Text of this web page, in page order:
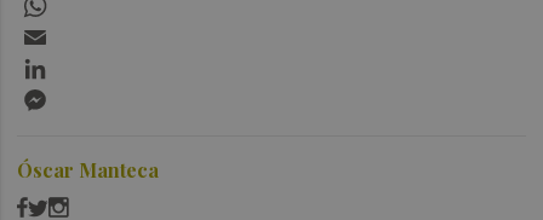
Óscar Manteca